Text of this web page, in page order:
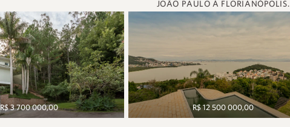
JOÃO PAULO À FLORIANÓPOLIS.
R$ 3 700 000,00 R$ 12 500 000,00